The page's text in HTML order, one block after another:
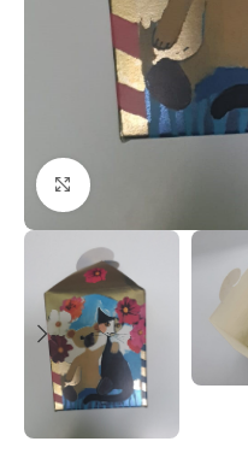
Zum Vergrößern klicken